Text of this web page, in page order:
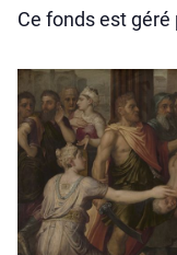
Ce fonds est géré